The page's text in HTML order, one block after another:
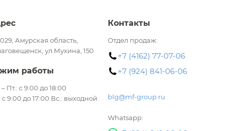
Амурская область,
ул.Мухина, 150
работы
Пт.: с 9:00 до 18:00
с 9:00 до 17:00 Вс.: выходной
Контакты
Отдел продаж:
+7 (4162) 77-07-06
+7 (924) 841-06-06
blg@mf-group.ru
Whatsapp: